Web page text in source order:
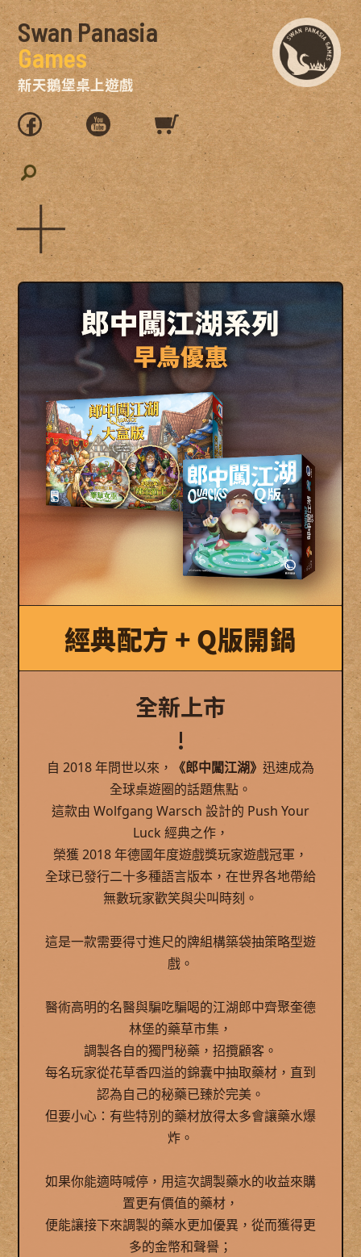
Swan Panasia
Games
新天鵝堡桌上遊戲
經典配方 + Q版開鍋
全新上市
!
自 2018 年問世以來， 《郎中闖江湖》 迅速成為
全球桌遊圈的話題焦點。
這款由 Wolfgang Warsch 設計的 Push Your
Luck 經典之作，
榮獲 2018 年德國年度遊戲獎玩家遊戲冠軍，
全球已發行二十多種語言版本，在世界各地帶給
無數玩家歡笑與尖叫時刻。
這是一款需要得寸進尺的牌組構築袋抽策略型遊
戲。
醫術高明的名醫與騙吃騙喝的江湖郎中齊聚奎德
林堡的藥草市集，
調製各自的獨門秘藥，招攬顧客。
每名玩家從花草香四溢的錦囊中抽取藥材，直到
認為自己的秘藥已臻於完美。
但要小心：有些特別的藥材放得太多會讓藥水爆
炸。
如果你能適時喊停，用這次調製藥水的收益來購
置更有價值的藥材，
便能讓接下來調製的藥水更加優異，從而獲得更
多的金幣和聲譽；